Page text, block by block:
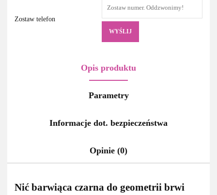
Zostaw telefon
WYŚLIJ
Opis produktu
Parametry
Informacje dot. bezpieczeństwa
Opinie (0)
Nić barwiąca czarna do geometrii brwi